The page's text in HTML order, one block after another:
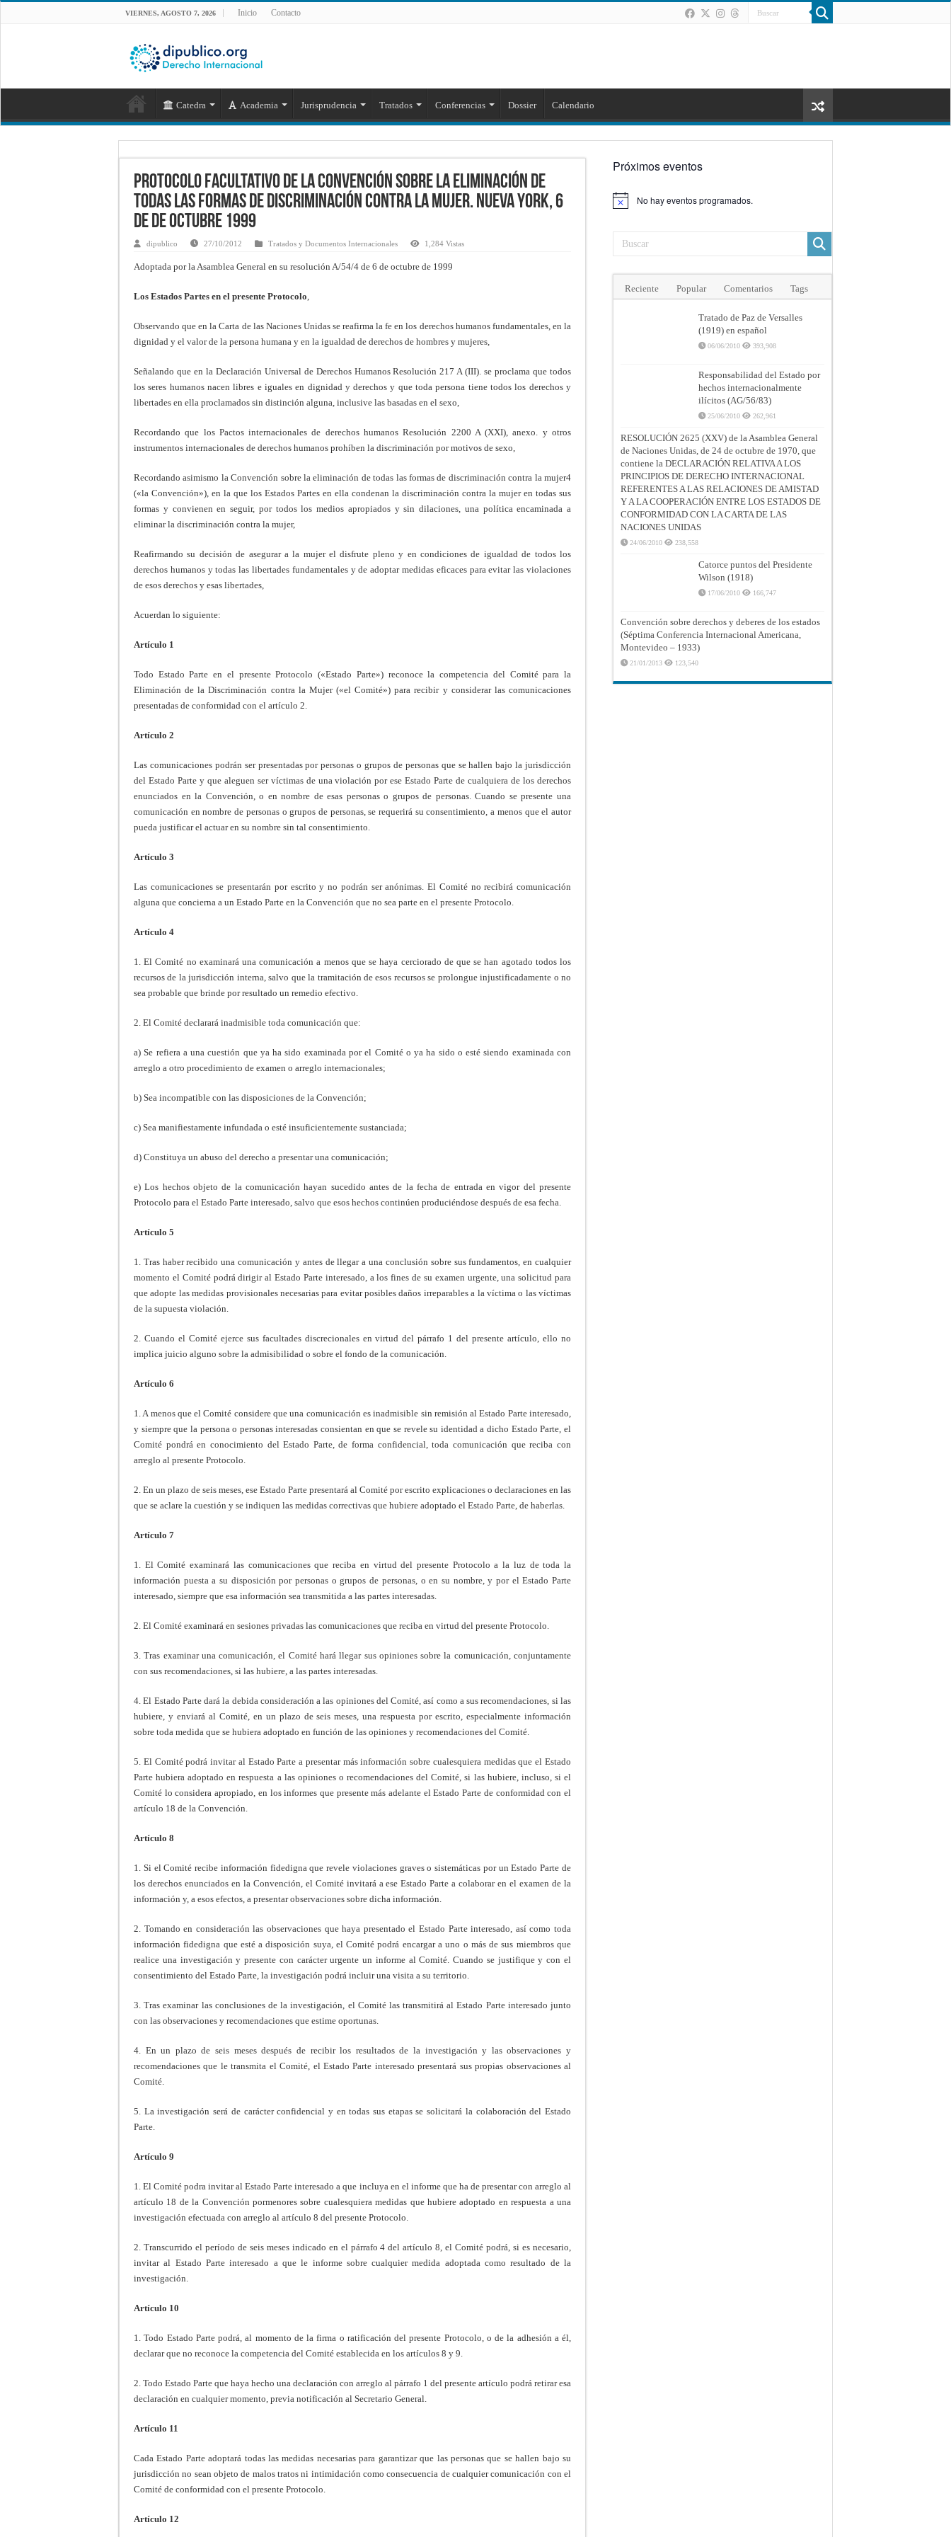
VIERNES, AGOSTO 7, 2026 Inicio Contacto
Catedra Academia Jurisprudencia Tratados Conferencias Dossier Calendario
Protocolo Facultativo de la Convención sobre la eliminación de
todas las formas de discriminación contra la mujer. Nueva York, 6
de de octubre 1999
dipublico 27/10/2012 Tratados y Documentos Internacionales 1,284 Vistas
Adoptada por la Asamblea General en su resolución A/54/4 de 6 de octubre de 1999
Los Estados Partes en el presente Protocolo
Observando que en la Carta de las Naciones Unidas se reafirma la fe en los derechos humanos fundamentales, en la
dignidad y el valor de la persona humana y en la igualdad de derechos de hombres y mujeres,
Señalando que en la Declaración Universal de Derechos Humanos Resolución 217 A (III). se proclama que todos
los seres humanos nacen libres e iguales en dignidad y derechos y que toda persona tiene todos los derechos y
libertades en ella proclamados sin distinción alguna, inclusive las basadas en el sexo,
Recordando que los Pactos internacionales de derechos humanos Resolución 2200 A (XXI), anexo. y otros
instrumentos internacionales de derechos humanos prohíben la discriminación por motivos de sexo,
Recordando asimismo la Convención sobre la eliminación de todas las formas de discriminación contra la mujer4
(«la Convención»), en la que los Estados Partes en ella condenan la discriminación contra la mujer en todas sus
formas y convienen en seguir, por todos los medios apropiados y sin dilaciones, una política encaminada a
eliminar la discriminación contra la mujer,
Reafirmando su decisión de asegurar a la mujer el disfrute pleno y en condiciones de igualdad de todos los
derechos humanos y todas las libertades fundamentales y de adoptar medidas eficaces para evitar las violaciones
de esos derechos y esas libertades,
Acuerdan lo siguiente:
Artículo 1
Todo Estado Parte en el presente Protocolo («Estado Parte») reconoce la competencia del Comité para la
Eliminación de la Discriminación contra la Mujer («el Comité») para recibir y considerar las comunicaciones
presentadas de conformidad con el artículo 2.
Artículo 2
Las comunicaciones podrán ser presentadas por personas o grupos de personas que se hallen bajo la jurisdicción
del Estado Parte y que aleguen ser víctimas de una violación por ese Estado Parte de cualquiera de los derechos
enunciados en la Convención, o en nombre de esas personas o grupos de personas. Cuando se presente una
comunicación en nombre de personas o grupos de personas, se requerirá su consentimiento, a menos que el autor
pueda justificar el actuar en su nombre sin tal consentimiento.
Artículo 3
Las comunicaciones se presentarán por escrito y no podrán ser anónimas. El Comité no recibirá comunicación
alguna que concierna a un Estado Parte en la Convención que no sea parte en el presente Protocolo.
Artículo 4
1. El Comité no examinará una comunicación a menos que se haya cerciorado de que se han agotado todos los
recursos de la jurisdicción interna, salvo que la tramitación de esos recursos se prolongue injustificadamente o no
sea probable que brinde por resultado un remedio efectivo.
2. El Comité declarará inadmisible toda comunicación que:
a) Se refiera a una cuestión que ya ha sido examinada por el Comité o ya ha sido o esté siendo examinada con
arreglo a otro procedimiento de examen o arreglo internacionales;
b) Sea incompatible con las disposiciones de la Convención;
c) Sea manifiestamente infundada o esté insuficientemente sustanciada;
d) Constituya un abuso del derecho a presentar una comunicación;
e) Los hechos objeto de la comunicación hayan sucedido antes de la fecha de entrada en vigor del presente
Protocolo para el Estado Parte interesado, salvo que esos hechos continúen produciéndose después de esa fecha.
Artículo 5
1. Tras haber recibido una comunicación y antes de llegar a una conclusión sobre sus fundamentos, en cualquier
momento el Comité podrá dirigir al Estado Parte interesado, a los fines de su examen urgente, una solicitud para
que adopte las medidas provisionales necesarias para evitar posibles daños irreparables a la víctima o las víctimas
de la supuesta violación.
2. Cuando el Comité ejerce sus facultades discrecionales en virtud del párrafo 1 del presente artículo, ello no
implica juicio alguno sobre la admisibilidad o sobre el fondo de la comunicación.
Artículo 6
1. A menos que el Comité considere que una comunicación es inadmisible sin remisión al Estado Parte interesado,
y siempre que la persona o personas interesadas consientan en que se revele su identidad a dicho Estado Parte, el
Comité pondrá en conocimiento del Estado Parte, de forma confidencial, toda comunicación que reciba con
arreglo al presente Protocolo.
2. En un plazo de seis meses, ese Estado Parte presentará al Comité por escrito explicaciones o declaraciones en las
que se aclare la cuestión y se indiquen las medidas correctivas que hubiere adoptado el Estado Parte, de haberlas.
Artículo 7
1. El Comité examinará las comunicaciones que reciba en virtud del presente Protocolo a la luz de toda la
información puesta a su disposición por personas o grupos de personas, o en su nombre, y por el Estado Parte
interesado, siempre que esa información sea transmitida a las partes interesadas.
2. El Comité examinará en sesiones privadas las comunicaciones que reciba en virtud del presente Protocolo.
3. Tras examinar una comunicación, el Comité hará llegar sus opiniones sobre la comunicación, conjuntamente
con sus recomendaciones, si las hubiere, a las partes interesadas.
4. El Estado Parte dará la debida consideración a las opiniones del Comité, así como a sus recomendaciones, si las
hubiere, y enviará al Comité, en un plazo de seis meses, una respuesta por escrito, especialmente información
sobre toda medida que se hubiera adoptado en función de las opiniones y recomendaciones del Comité.
5. El Comité podrá invitar al Estado Parte a presentar más información sobre cualesquiera medidas que el Estado
Parte hubiera adoptado en respuesta a las opiniones o recomendaciones del Comité, si las hubiere, incluso, si el
Comité lo considera apropiado, en los informes que presente más adelante el Estado Parte de conformidad con el
artículo 18 de la Convención.
Artículo 8
1. Si el Comité recibe información fidedigna que revele violaciones graves o sistemáticas por un Estado Parte de
los derechos enunciados en la Convención, el Comité invitará a ese Estado Parte a colaborar en el examen de la
información y, a esos efectos, a presentar observaciones sobre dicha información.
2. Tomando en consideración las observaciones que haya presentado el Estado Parte interesado, así como toda
información fidedigna que esté a disposición suya, el Comité podrá encargar a uno o más de sus miembros que
realice una investigación y presente con carácter urgente un informe al Comité. Cuando se justifique y con el
consentimiento del Estado Parte, la investigación podrá incluir una visita a su territorio.
3. Tras examinar las conclusiones de la investigación, el Comité las transmitirá al Estado Parte interesado junto
con las observaciones y recomendaciones que estime oportunas.
4. En un plazo de seis meses después de recibir los resultados de la investigación y las observaciones y
recomendaciones que le transmita el Comité, el Estado Parte interesado presentará sus propias observaciones al
Comité.
5. La investigación será de carácter confidencial y en todas sus etapas se solicitará la colaboración del Estado
Parte.
Artículo 9
1. El Comité podra invitar al Estado Parte interesado a que incluya en el informe que ha de presentar con arreglo al
artículo 18 de la Convención pormenores sobre cualesquiera medidas que hubiere adoptado en respuesta a una
investigación efectuada con arreglo al artículo 8 del presente Protocolo.
2. Transcurrido el período de seis meses indicado en el párrafo 4 del artículo 8, el Comité podrá, si es necesario,
invitar al Estado Parte interesado a que le informe sobre cualquier medida adoptada como resultado de la
investigación.
Artículo 10
1. Todo Estado Parte podrá, al momento de la firma o ratificación del presente Protocolo, o de la adhesión a él,
declarar que no reconoce la competencia del Comité establecida en los artículos 8 y 9.
2. Todo Estado Parte que haya hecho una declaración con arreglo al párrafo 1 del presente artículo podrá retirar esa
declaración en cualquier momento, previa notificación al Secretario General.
Artículo 11
Cada Estado Parte adoptará todas las medidas necesarias para garantizar que las personas que se hallen bajo su
jurisdicción no sean objeto de malos tratos ni intimidación como consecuencia de cualquier comunicación con el
Comité de conformidad con el presente Protocolo.
Artículo 12
Próximos eventos
Aviso No hay eventos programados.
Reciente Popular Comentarios Tags
Tratado de Paz de Versalles
(1919) en español
06/06/2010 393,908
Responsabilidad del Estado por
hechos internacionalmente
ilícitos (AG/56/83)
25/06/2010 262,961
RESOLUCIÓN 2625 (XXV) de la Asamblea General
de Naciones Unidas, de 24 de octubre de 1970, que
contiene la DECLARACIÓN RELATIVA A LOS
PRINCIPIOS DE DERECHO INTERNACIONAL
REFERENTES A LAS RELACIONES DE AMISTAD
Y A LA COOPERACIÓN ENTRE LOS ESTADOS DE
CONFORMIDAD CON LA CARTA DE LAS
NACIONES UNIDAS
24/06/2010 238,558
Catorce puntos del Presidente
Wilson (1918)
17/06/2010 166,747
Convención sobre derechos y deberes de los estados
(Séptima Conferencia Internacional Americana,
Montevideo – 1933)
21/01/2013 123,540